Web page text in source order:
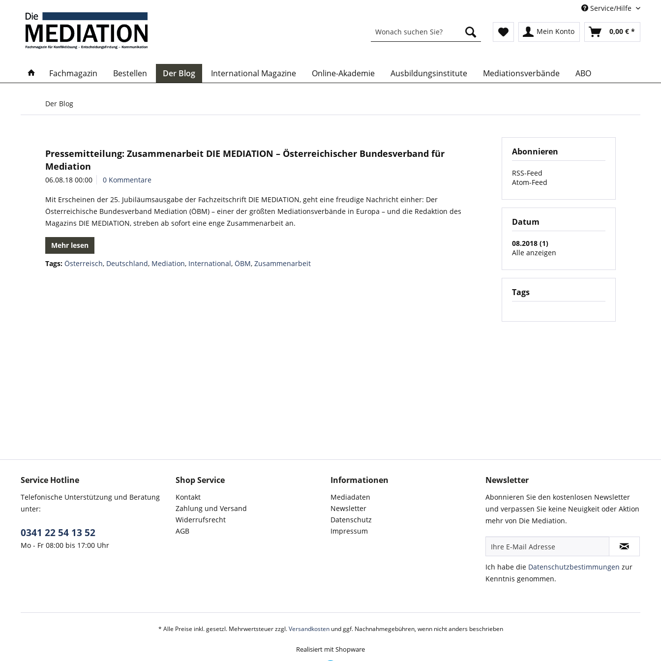
Service/Hilfe
Mein Konto 0,00 € *
Fachmagazin Bestellen Der Blog International Magazine Online-Akademie Ausbildungsinstitute Mediationsverbände ABO
Der Blog
Abonnieren
RSS-Feed
Atom-Feed
Datum
08.2018 (1)
Alle anzeigen
Tags
Pressemitteilung: Zusammenarbeit DIE MEDIATION – Österreichischer Bundesverband für
Mediation
06.08.18 00:00 0 Kommentare
Mit Erscheinen der 25. Jubiläumsausgabe der Fachzeitschrift DIE MEDIATION, geht eine freudige Nachricht einher: Der
Österreichische Bundesverband Mediation (ÖBM) – einer der größten Mediationsverbände in Europa – und die Redaktion des
Magazins DIE MEDIATION, streben ab sofort eine enge Zusammenarbeit an.
Mehr lesen
Tags: Österreisch, Deutschland, Mediation, International, ÖBM, Zusammenarbeit
Service Hotline
Telefonische Unterstützung und Beratung
unter:
0341 22 54 13 52
Mo - Fr 08:00 bis 17:00 Uhr
Shop Service
Kontakt
Zahlung und Versand
Widerrufsrecht
AGB
Informationen
Mediadaten
Newsletter
Datenschutz
Impressum
Newsletter
Abonnieren Sie den kostenlosen Newsletter
und verpassen Sie keine Neuigkeit oder Aktion
mehr von Die Mediation.
Ich habe die Datenschutzbestimmungen zur
Kenntnis genommen.
* Alle Preise inkl. gesetzl. Mehrwertsteuer zzgl.Versandkostenund ggf. Nachnahmegebühren, wenn nicht anders beschrieben
Realisiert mit Shopware